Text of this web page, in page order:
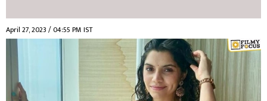
April 27, 2023 / 04:55 PM IST